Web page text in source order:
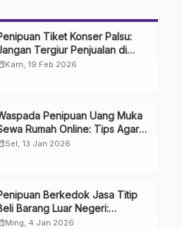
Tiket Konser Palsu:
Tergiur Penjualan di
Sosial
Kam, 19 Feb 2026
Penipuan Uang Muka
Rumah Online: Tips Agar
Terkecoh
Sel, 13 Jan 2026
Berkedok Jasa Titip
Barang Luar Negeri:
Impian Belanja Impor
Ming, 4 Jan 2026